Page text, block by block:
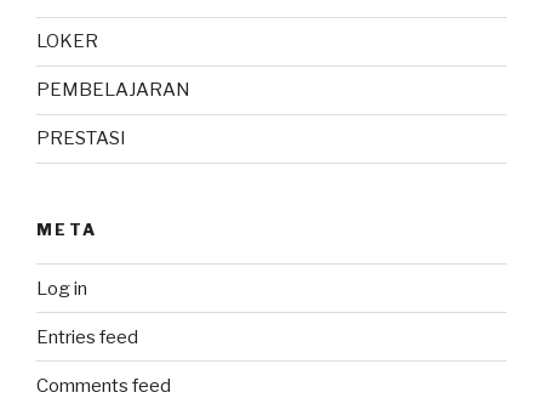
LOKER
PEMBELAJARAN
PRESTASI
META
Log in
Entries feed
Comments feed